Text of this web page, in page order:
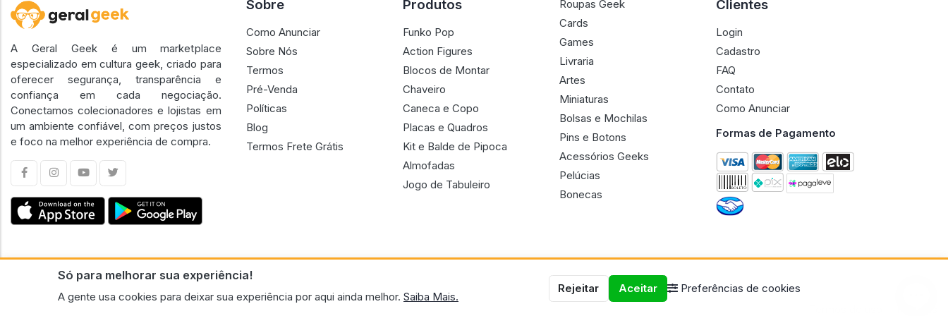
Só para melhorar sua experiência!
A gente usa cookies para deixar sua experiência por aqui ainda melhor. Saiba Mais.
Rejeitar Aceitar Preferências de cookies
A Geral Geek é um marketplace
especializado em cultura geek, criado para
oferecer segurança, transparência e
confiança em cada negociação.
Conectamos colecionadores e lojistas em
um ambiente confiável, com preços justos
e foco na melhor experiência de compra.
Sobre
Como Anunciar
Sobre Nós
Termos
Pré-Venda
Políticas
Blog
Termos Frete Grátis
Produtos
Funko Pop
Action Figures
Blocos de Montar
Chaveiro
Caneca e Copo
Placas e Quadros
Kit e Balde de Pipoca
Almofadas
Jogo de Tabuleiro
Roupas Geek
Cards
Games
Livraria
Artes
Miniaturas
Bolsas e Mochilas
Pins e Botons
Acessórios Geeks
Pelúcias
Bonecas
Clientes
Login
Cadastro
FAQ
Contato
Como Anunciar
Formas de Pagamento
CNPJ n.º 30.220.458/0001-17 - GERAL GEEK PORTAL ELETRONICO LTDA.